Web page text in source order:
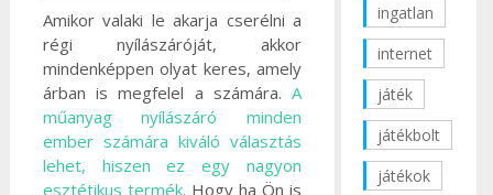
Amikor valaki le akarja cserélni a
régi nyílászáróját, akkor
mindenképpen olyat keres, amely
árban is megfelel a számára. A
műanyag nyílászáró minden
ember számára kiváló választás
lehet, hiszen ez egy nagyon
esztétikus termék. Hogy ha Ön is
ingatlan
internet
játék
játékbolt
játékok